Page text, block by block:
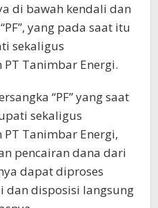
di bawah kendali dan
yang pada saat itu
sekaligus
PT Tanimbar Energi.
“PF” yang saat
sekaligus
PT Tanimbar Energi,
pencairan dana dari
dapat diproses
dan disposisi langsung